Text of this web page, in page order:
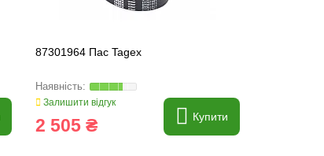
87301964 Пас Tagex
Залишити відгук
2 505 ₴ Купити